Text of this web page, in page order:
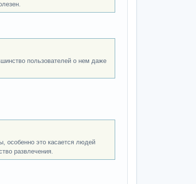
пользователей о нем даже
особенно это касается людей
развлечения.